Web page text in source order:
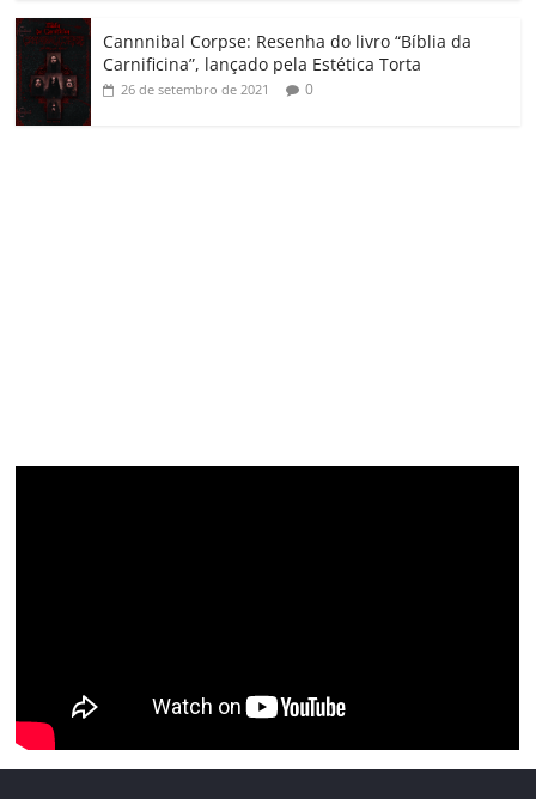
Cannnibal Corpse: Resenha do livro “Bíblia da
Carnificina”, lançado pela Estética Torta
26 de setembro de 2021 0